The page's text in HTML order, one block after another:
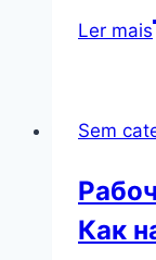
Ler mais
Sem
Как